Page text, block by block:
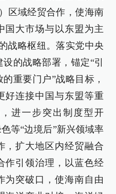
区域经贸合作，使海南
国大市场与以东盟为主
战略枢纽。落实党中央
的战略部署，锚定“引
重要门户”战略目标，
好连接中国与东盟等重
进一步突出制度型开
等“边境后”新兴领域率
，扩大地区内经贸融合
作引领治理，以蓝色经
为突破口，使海南自由